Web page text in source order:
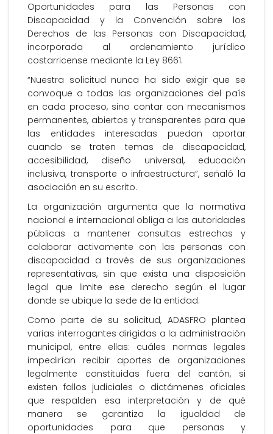
Oportunidades para las Personas con
Discapacidad y la Convención sobre los
Derechos de las Personas con Discapacidad,
incorporada al ordenamiento jurídico
costarricense mediante la Ley 8661.
“Nuestra solicitud nunca ha sido exigir que se
convoque a todas las organizaciones del país
en cada proceso, sino contar con mecanismos
permanentes, abiertos y transparentes para que
las entidades interesadas puedan aportar
cuando se traten temas de discapacidad,
accesibilidad, diseño universal, educación
inclusiva, transporte o infraestructura”, señaló la
asociación en su escrito.
La organización argumenta que la normativa
nacional e internacional obliga a las autoridades
públicas a mantener consultas estrechas y
colaborar activamente con las personas con
discapacidad a través de sus organizaciones
representativas, sin que exista una disposición
legal que limite ese derecho según el lugar
donde se ubique la sede de la entidad.
Como parte de su solicitud, ADASFRO plantea
varias interrogantes dirigidas a la administración
municipal, entre ellas: cuáles normas legales
impedirían recibir aportes de organizaciones
legalmente constituidas fuera del cantón, si
existen fallos judiciales o dictámenes oficiales
que respalden esa interpretación y de qué
manera se garantiza la igualdad de
oportunidades para que personas y